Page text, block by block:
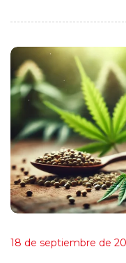
18 de septiembre de